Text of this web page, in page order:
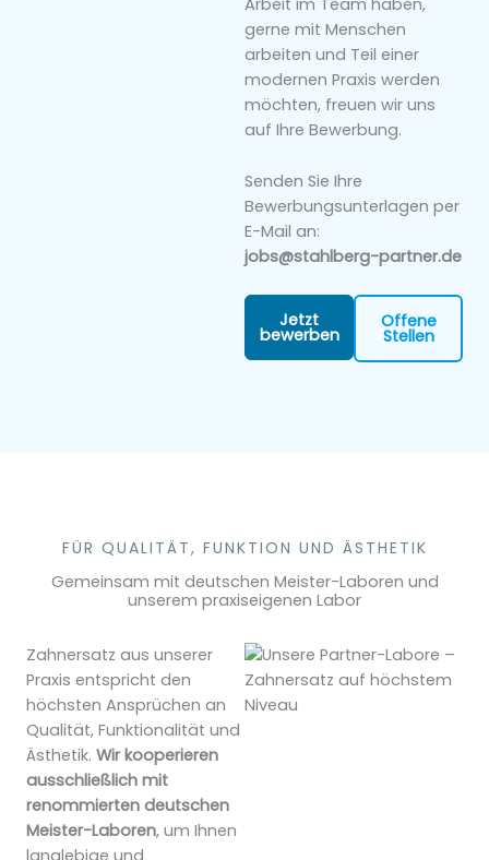
Arbeit im Team haben,
gerne mit Menschen
arbeiten und Teil einer
modernen Praxis werden
möchten, freuen wir uns
auf Ihre Bewerbung.
Senden Sie Ihre
Bewerbungsunterlagen per
E-Mail an:
jobs@stahlberg-partner.de
Jetzt
bewerben
Offene
Stellen
FÜR QUALITÄT, FUNKTION UND ÄSTHETIK
Gemeinsam mit deutschen Meister-Laboren und
unserem praxiseigenen Labor
Zahnersatz aus unserer
Praxis entspricht den
höchsten Ansprüchen an
Qualität, Funktionalität und
Ästhetik. Wir kooperieren
ausschließlich mit
renommierten deutschen
Meister-Laboren, um Ihnen
langlebige und